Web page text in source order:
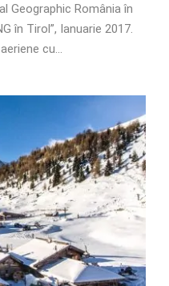
Geographic România în
în Tirol”, Ianuarie 2017.
cu...